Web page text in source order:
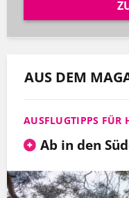
AUS DEM
AUSFLUGTIPPS FÜR
Ab in den